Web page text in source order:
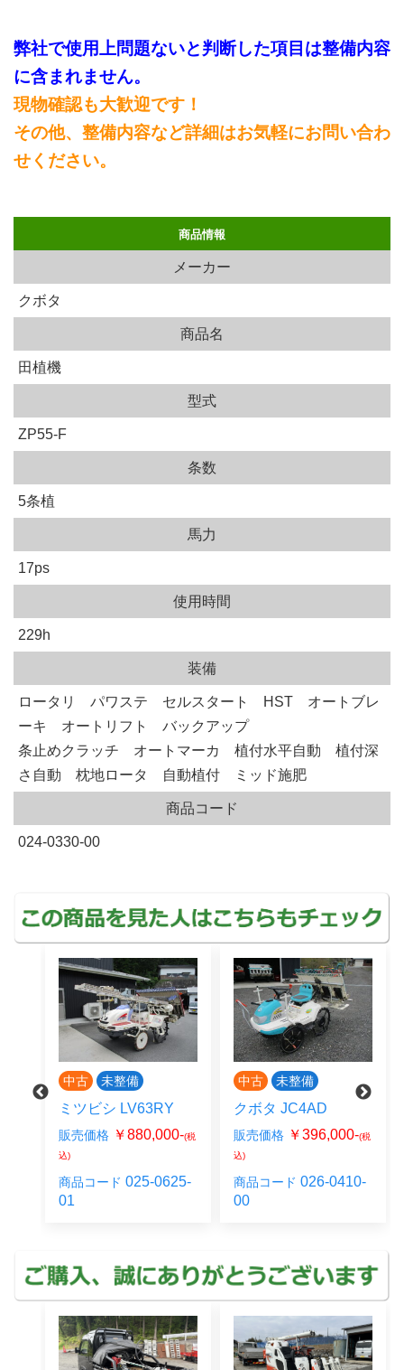
弊社で使用上問題ないと判断した項目は整備内容
に含まれません。
現物確認も大歓迎です！
その他、整備内容など詳細はお気軽にお問い合わ
せください。
商品情報
メーカー
クボタ
商品名
田植機
型式
ZP55-F
条数
5条植
馬力
17ps
使用時間
229h
装備
ロータリ パワステ セルスタート HST オートブレ
ーキ オートリフト バックアップ
条止めクラッチ オートマーカ 植付水平自動 植付深
さ自動 枕地ロータ 自動植付 ミッド施肥
商品コード
024-0330-00
中古 未整備
ミツビシ LV63RY
販売価格 ￥880,000-(税
込)
商品コード 025-0625-
01
中古 未整備
クボタ JC4AD
販売価格 ￥396,000-(税
込)
商品コード 026-0410-
00